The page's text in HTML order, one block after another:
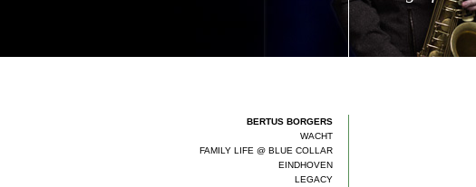
BERTUS BORGERS
WACHT
FAMILY LIFE @ BLUE COLLAR
EINDHOVEN
LEGACY